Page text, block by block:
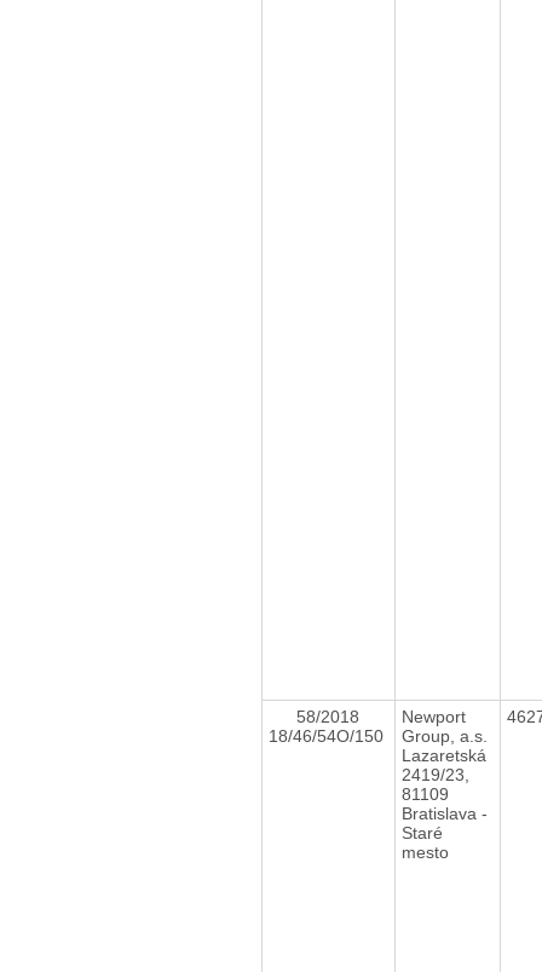
58/2018
18/46/54O/150
Newport
Group, a.s.
Lazaretská
2419/23,
81109
Bratislava -
Staré
mesto